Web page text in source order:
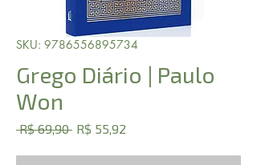
SKU: 9786556895734
Grego Diário | Paulo
Won
R$ 69,90 Preço
R$ 55,92